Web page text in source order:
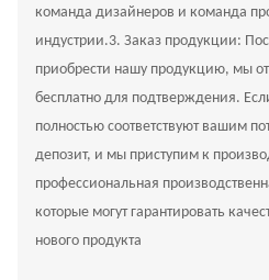
команда дизайнеров и команда
индустрии.3. Заказ продукции:
приобрести нашу продукцию, мы
бесплатно для подтверждения.
полностью соответствуют вашим
депозит, и мы приступим к
профессиональная
которые могут гарантировать
нового продукта